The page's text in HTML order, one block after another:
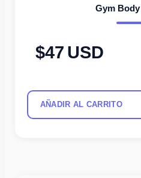
Gym Body
47 USD
AÑADIR AL CARRITO